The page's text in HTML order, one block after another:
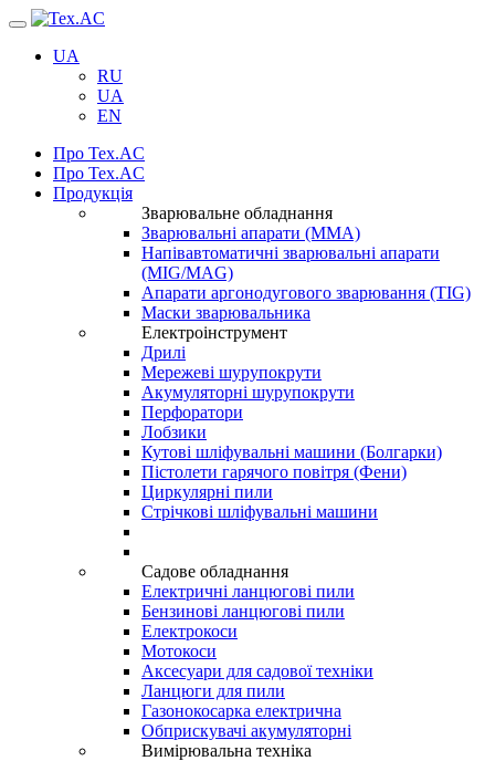
Навігація
UA
RU
UA
EN
Про Tex.AC
Про Tex.AC
Продукція
Зварювальне обладнання
Зварювальні апарати (ММА)
Напівавтоматичні зварювальні апарати
(MIG/MAG)
Апарати аргонодугового зварювання (TIG)
Маски зварювальника
Електроінструмент
Дрилі
Мережеві шурупокрути
Акумуляторні шурупокрути
Перфоратори
Лобзики
Кутові шліфувальні машини (Болгарки)
Пістолети гарячого повітря (Фени)
Циркулярні пили
Стрічкові шліфувальні машини
Садове обладнання
Електричні ланцюгові пили
Бензинові ланцюгові пили
Електрокоси
Мотокоси
Аксесуари для садової техніки
Ланцюги для пили
Газонокосарка електрична
Обприскувачі акумуляторні
Вимірювальна техніка